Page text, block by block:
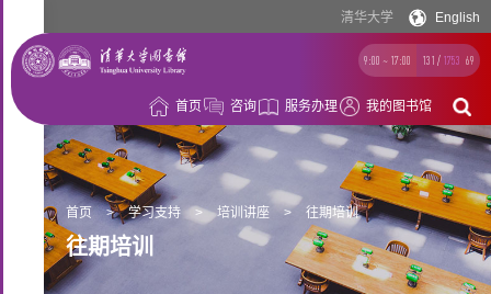
清华大学 English
9:00 ~ 17:00 131 / 1753 69
首页 咨询 服务办理 我的图书馆
借
阅
资
源
空
首页 > 学习支持 > 培训讲座 > 往期培训
往期培训